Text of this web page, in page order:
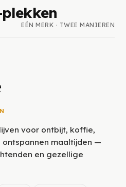
plekken
EÉN MERK · TWEE MANIEREN
voor ontbijt, koffie,
maaltijden —
en gezellige